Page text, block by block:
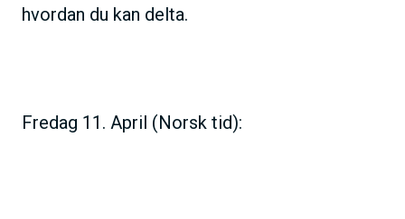
hvordan du kan delta.
Fredag 11. April (Norsk tid):